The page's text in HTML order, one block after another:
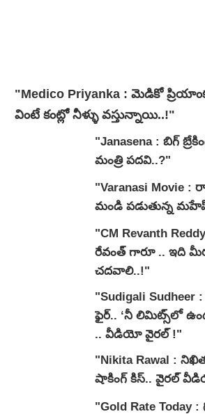
"Medico Priyanka : మెడికో
వింటే కంట్లో నీళ్ళు వస్తున్నాయి..!"
"Janasena : బిగ్
మంత్రి పదవి..?"
"Varanasi Movie :
మండి పడుతున్న
"CM Revanth
రేవంత్ గారూ .. ఇది
చదవాలి..!"
"Sudigali Sudheer
ఫైర్.. ‘నీ లిమిట్స్‌లో
.. వీడియో వైరల్ !"
"Nikita Rawal :
షాకింగ్ కిస్.. వైరల్
"Gold Rate Today